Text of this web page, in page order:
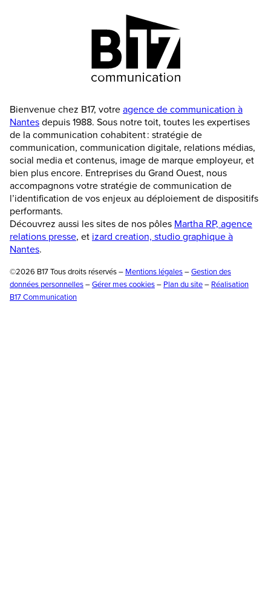
Bienvenue chez B17, votreagence de communication à
Nantesdepuis 1988. Sous notre toit, toutes les expertises
de la communication cohabitent : stratégie de
communication, communication digitale, relations médias,
social media et contenus, image de marque employeur, et
bien plus encore. Entreprises du Grand Ouest, nous
accompagnons votre stratégie de communication de
l’identification de vos enjeux au déploiement de dispositifs
performants.
Découvrez aussi les sites de nos pôles Martha RP, agence
relations presse, et izard creation, studio graphique à
Nantes.
©2026 B17 Tous droits réservés – Mentions légales–Gestion des
données personnelles–Gérer mes cookies– Plan du site– Réalisation
B17 Communication